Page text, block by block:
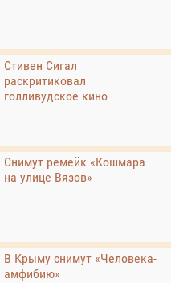
Стивен Сигал
раскритиковал
голливудское кино
Снимут ремейк «Кошмара
на улице Вязов»
В Крыму снимут «Человека-
амфибию»